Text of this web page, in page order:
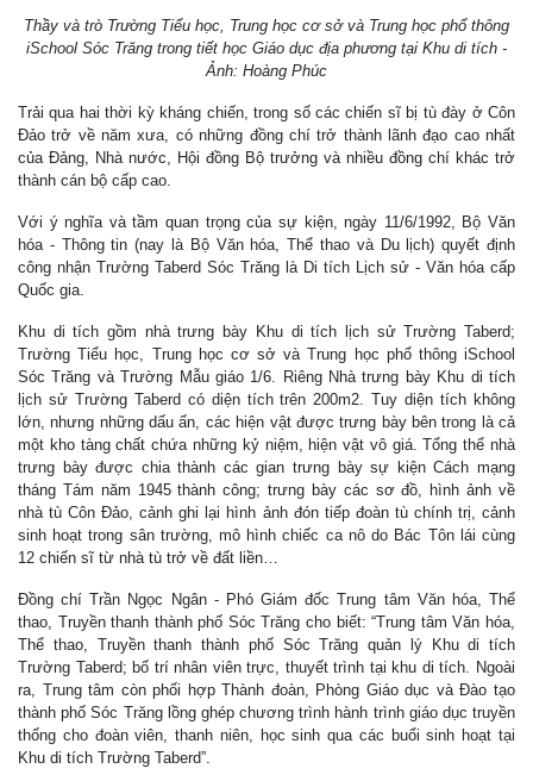
Thầy và trò Trường Tiểu học, Trung học cơ sở và Trung học phổ thông
iSchool Sóc Trăng trong tiết học Giáo dục địa phương tại Khu di tích -
Ảnh: Hoàng Phúc
Trải qua hai thời kỳ kháng chiến, trong số các chiến sĩ bị tù đày ở Côn
Đảo trở về năm xưa, có những đồng chí trở thành lãnh đạo cao nhất
của Đảng, Nhà nước, Hội đồng Bộ trưởng và nhiều đồng chí khác trở
thành cán bộ cấp cao.
Với ý nghĩa và tầm quan trọng của sự kiện, ngày 11/6/1992, Bộ Văn
hóa - Thông tin (nay là Bộ Văn hóa, Thể thao và Du lịch) quyết định
công nhận Trường Taberd Sóc Trăng là Di tích Lịch sử - Văn hóa cấp
Quốc gia.
Khu di tích gồm nhà trưng bày Khu di tích lịch sử Trường Taberd;
Trường Tiểu học, Trung học cơ sở và Trung học phổ thông iSchool
Sóc Trăng và Trường Mẫu giáo 1/6. Riêng Nhà trưng bày Khu di tích
lịch sử Trường Taberd có diện tích trên 200m2. Tuy diện tích không
lớn, nhưng những dấu ấn, các hiện vật được trưng bày bên trong là cả
một kho tàng chất chứa những kỷ niệm, hiện vật vô giá. Tổng thể nhà
trưng bày được chia thành các gian trưng bày sự kiện Cách mạng
tháng Tám năm 1945 thành công; trưng bày các sơ đồ, hình ảnh về
nhà tù Côn Đảo, cảnh ghi lại hình ảnh đón tiếp đoàn tù chính trị, cảnh
sinh hoạt trong sân trường, mô hình chiếc ca nô do Bác Tôn lái cùng
12 chiến sĩ từ nhà tù trở về đất liền…
Đồng chí Trần Ngọc Ngân - Phó Giám đốc Trung tâm Văn hóa, Thể
thao, Truyền thanh thành phố Sóc Trăng cho biết: “Trung tâm Văn hóa,
Thể thao, Truyền thanh thành phố Sóc Trăng quản lý Khu di tích
Trường Taberd; bố trí nhân viên trực, thuyết trình tại khu di tích. Ngoài
ra, Trung tâm còn phối hợp Thành đoàn, Phòng Giáo dục và Đào tạo
thành phố Sóc Trăng lồng ghép chương trình hành trình giáo dục truyền
thống cho đoàn viên, thanh niên, học sinh qua các buổi sinh hoạt tại
Khu di tích Trường Taberd”.